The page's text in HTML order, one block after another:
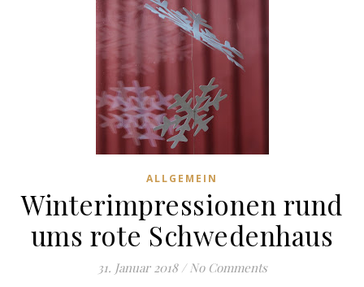
ALLGEMEIN
Winterimpressionen rund
ums rote Schwedenhaus
31. Januar 2018 / No Comments